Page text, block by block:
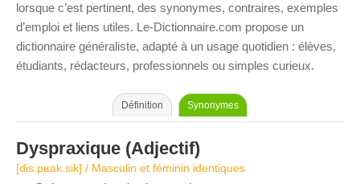
lorsque c’est pertinent, des synonymes, contraires, exemples
d’emploi et liens utiles. Le-Dictionnaire.com propose un
dictionnaire généraliste, adapté à un usage quotidien : élèves,
étudiants, rédacteurs, professionnels ou simples curieux.
Définition Synonymes
Dyspraxique (Adjectif)
[dis.pʁak.sik] / Masculin et féminin identiques